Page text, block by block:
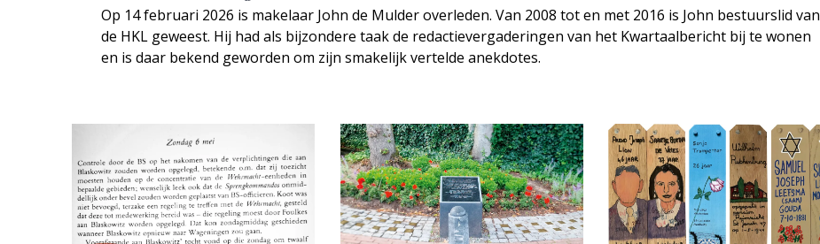
Op 14 februari 2026 is makelaar John de Mulder overleden. Van 2008 tot en met 2016 is John bestuurslid van
de HKL geweest. Hij had als bijzondere taak de redactievergaderingen van het Kwartaalbericht bij te wonen
en is daar bekend geworden om zijn smakelijk vertelde anekdotes.